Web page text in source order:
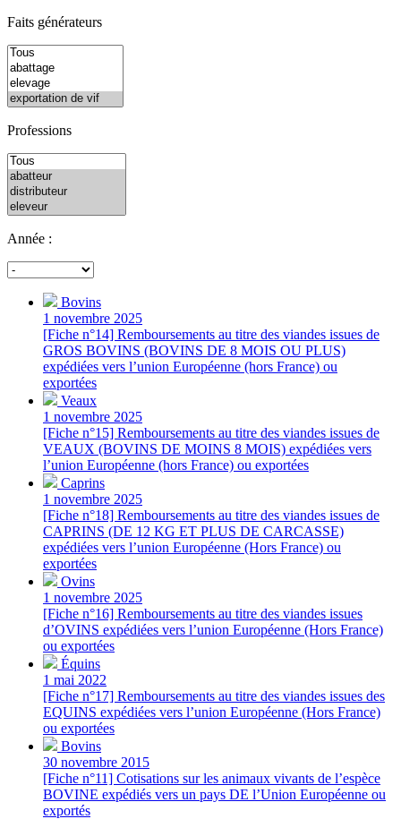
Faits générateurs
Professions
Année :
Bovins
1 novembre 2025
[Fiche n°14] Remboursements au titre des viandes issues de
GROS BOVINS (BOVINS DE 8 MOIS OU PLUS)
expédiées vers l’union Européenne (hors France) ou
exportées
Veaux
1 novembre 2025
[Fiche n°15] Remboursements au titre des viandes issues de
VEAUX (BOVINS DE MOINS 8 MOIS) expédiées vers
l’union Européenne (hors France) ou exportées
Caprins
1 novembre 2025
[Fiche n°18] Remboursements au titre des viandes issues de
CAPRINS (DE 12 KG ET PLUS DE CARCASSE)
expédiées vers l’union Européenne (Hors France) ou
exportées
Ovins
1 novembre 2025
[Fiche n°16] Remboursements au titre des viandes issues
d’OVINS expédiées vers l’union Européenne (Hors France)
ou exportées
Équins
1 mai 2022
[Fiche n°17] Remboursements au titre des viandes issues des
EQUINS expédiées vers l’union Européenne (Hors France)
ou exportées
Bovins
30 novembre 2015
[Fiche n°11] Cotisations sur les animaux vivants de l’espèce
BOVINE expédiés vers un pays DE l’Union Européenne ou
exportés